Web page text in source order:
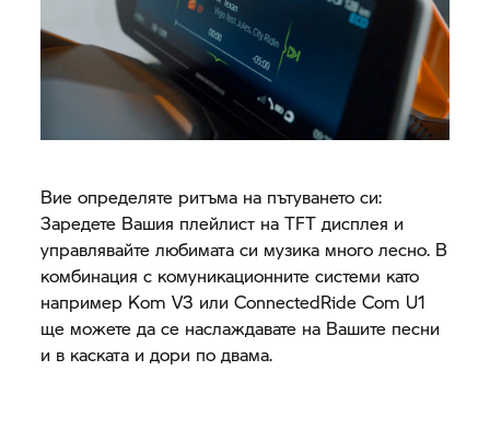
Вие определяте ритъма на пътуването си:
Заредете Вашия плейлист на TFT дисплея и
управлявайте любимата си музика много лесно. В
комбинация с комуникационните системи като
например Kom V3 или ConnectedRide Com U1
ще можете да се наслаждавате на Вашите песни
и в каската и дори по двама.